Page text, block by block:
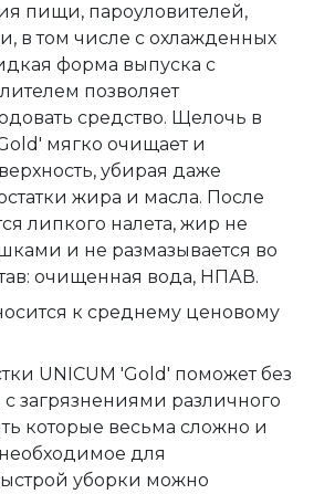
пищи, пароуловителей,
в том числе с охлажденных
форма выпуска с
позволяет
средство. Щелочь в
мягко очищает и
убирая даже
жира и масла. После
липкого налета, жир не
и не размазывается во
очищенная вода, НПАВ.
к среднему ценовому
UNICUM 'Gold' поможет без
с загрязнениями различного
которые весьма сложно и
для
уборки можно